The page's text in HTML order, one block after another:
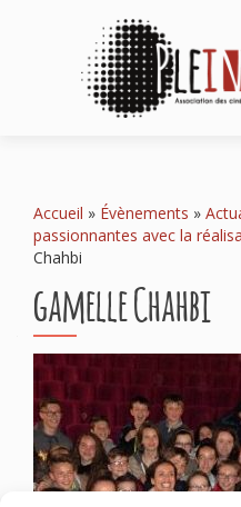
Accueil » Évènements »
passionnantes avec la
Chahbi
gamelle Chahbi